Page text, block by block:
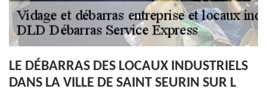
LE DÉBARRAS DES LOCAUX INDUSTRIELS
DANS LA VILLE DE SAINT SEURIN SUR L